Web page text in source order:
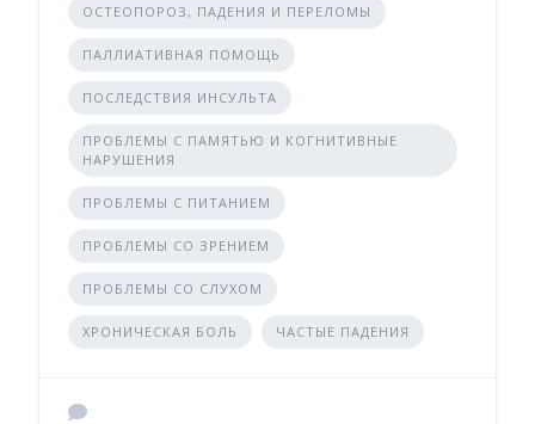
ОСТЕОПОРОЗ, ПАДЕНИЯ И ПЕРЕЛОМЫ
ПАЛЛИАТИВНАЯ ПОМОЩЬ
ПОСЛЕДСТВИЯ ИНСУЛЬТА
ПРОБЛЕМЫ С ПАМЯТЬЮ И КОГНИТИВНЫЕ
НАРУШЕНИЯ
ПРОБЛЕМЫ С ПИТАНИЕМ
ПРОБЛЕМЫ СО ЗРЕНИЕМ
ПРОБЛЕМЫ СО СЛУХОМ
ХРОНИЧЕСКАЯ БОЛЬ ЧАСТЫЕ ПАДЕНИЯ